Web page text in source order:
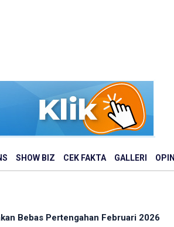
SHOW BIZ CEK FAKTA GALLERI OPINI
Bebas Pertengahan Februari 2026